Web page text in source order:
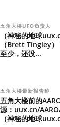
五角大楼UFO负责人
（神秘的地球
（Brett Tingley）
至少，还没...
五角大楼最新报告称
五角大楼前的
源：uux.cn/
（神秘的地球